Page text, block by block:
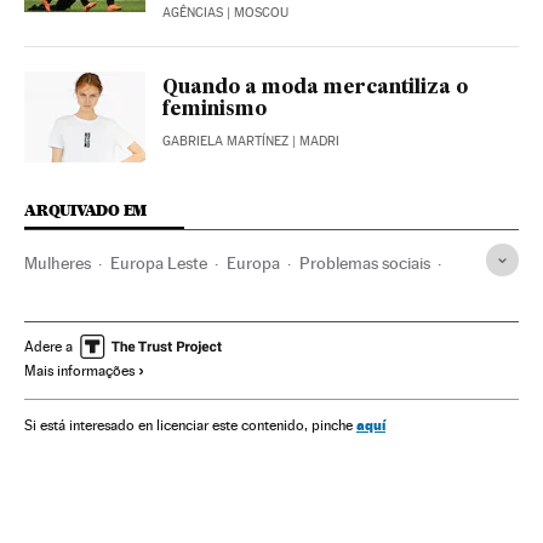
AGÊNCIAS | MOSCOU
Quando a moda mercantiliza o
feminismo
GABRIELA MARTÍNEZ | MADRI
ARQUIVADO EM
Mulheres Europa Leste Europa Problemas sociais
Paris França Movimentos sociais
Europa Ocidental
Adere a
Mais informações
Si está interesado en licenciar este contenido, pinche aquí